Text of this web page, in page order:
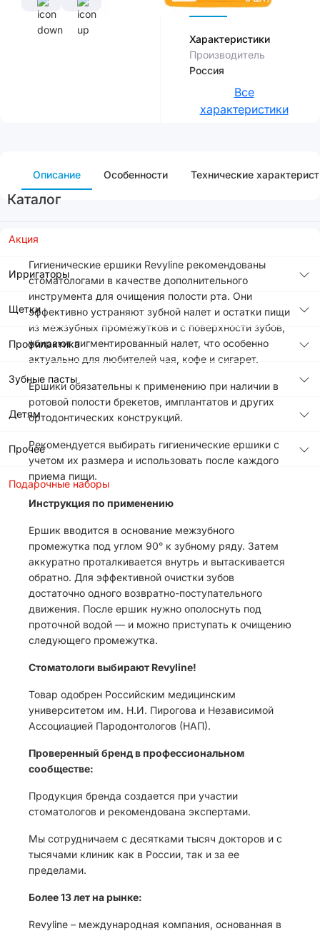
Каталог
Акция
Ирригаторы
Щетки
Профилактика
Зубные пасты
Детям
Прочее
Подарочные наборы
Характеристики
Производитель
Россия
Все
характеристики
Описание Особенности Технические
Гигиенические ершики Revyline рекомендованы
стоматологами в качестве дополнительного
инструмента для очищения полости рта. Они
эффективно устраняют зубной налет и остатки пищи
из межзубных промежутков и с поверхности зубов,
убирают пигментированный налет, что особенно
актуально для любителей чая, кофе и сигарет.
Ершики обязательны к применению при наличии в
ротовой полости брекетов, имплантатов и других
ортодонтических конструкций.
Рекомендуется выбирать гигиенические ершики с
учетом их размера и использовать после каждого
приема пищи.
Инструкция по применению
Ершик вводится в основание межзубного
промежутка под углом 90° к зубному ряду. Затем
аккуратно проталкивается внутрь и вытаскивается
обратно. Для эффективной очистки зубов
достаточно одного возвратно-поступательного
движения. После ершик нужно ополоснуть под
проточной водой — и можно приступать к очищению
следующего промежутка.
Стоматологи выбирают Revyline!
Товар одобрен Российским медицинским
университетом им. Н.И. Пирогова и Независимой
Ассоциацией Пародонтологов (НАП).
Проверенный бренд в профессиональном
сообществе:
Продукция бренда создается при участии
стоматологов и рекомендована экспертами.
Мы сотрудничаем с десятками тысяч докторов и с
тысячами клиник как в России, так и за ее
пределами.
Более 13 лет на рынке:
Revyline – международная компания, основанная в